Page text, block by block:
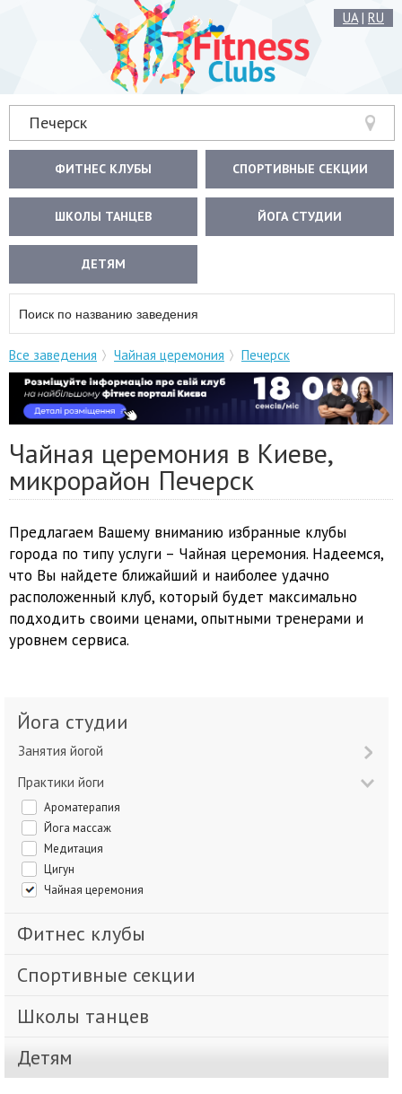
UA| RU
Печерск
ФИТНЕС КЛУБЫ СПОРТИВНЫЕ СЕКЦИИ
ШКОЛЫ ТАНЦЕВ ЙОГА СТУДИИ
ДЕТЯМ
Все заведения Чайная церемония Печерск
Чайная церемония в Киеве,
микрорайон Печерск
Предлагаем Вашему вниманию избранные клубы
города по типу услуги – Чайная церемония. Надеемся,
что Вы найдете ближайший и наиболее удачно
расположенный клуб, который будет максимально
подходить своими ценами, опытными тренерами и
уровнем сервиса.
Йога студии
Занятия йогой
Практики йоги
Ароматерапия
Йога массаж
Медитация
Цигун
Чайная церемония
Фитнес клубы
Спортивные секции
Школы танцев
Детям